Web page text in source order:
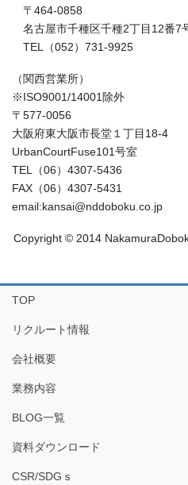
〒464-0858
名古屋市千種区千種2丁目12番7
TEL（052）731-9925
（関西営業所）
※ISO9001/14001除外
〒577-0056
大阪府東大阪市長堂１丁目18-4
UrbanCourtFuse101号室
TEL（06）4307-5436
FAX（06）4307-5431
email:kansai@nddoboku.co.jp
Copyright © 2014
TOP
リクルート情報
会社概要
業務内容
BLOG一覧
資料ダウンロード
CSR/SDGｓ